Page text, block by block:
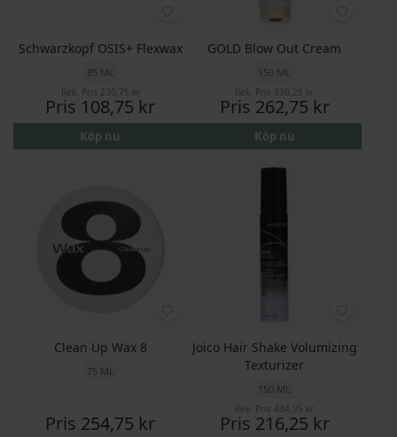
Schwarzkopf OSIS+ Flexwax
85 ML
Rek. Pris 230,75 kr
Pris 108,75 kr
Köp nu
GOLD Blow Out Cream
150 ML
Rek. Pris 330,25 kr
Pris 262,75 kr
Köp nu
Clean Up Wax 8
75 ML
Pris 254,75 kr
Joico Hair Shake Volumizing
Texturizer
150 ML
Rek. Pris 434,95 kr
Pris 216,25 kr